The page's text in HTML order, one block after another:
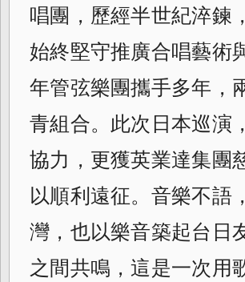
唱團，歷經半世紀淬鍊
始終堅守推廣合唱藝術
年管弦樂團攜手多年，
青組合。此次日本巡演
協力，更獲英業達集團
以順利遠征。音樂不語
灣，也以樂音築起台日
之間共鳴，這是一次用